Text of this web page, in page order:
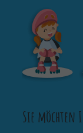
Sie möchten